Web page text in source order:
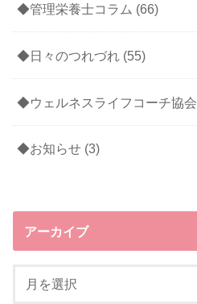
◆管理栄養士コラム (66)
◆日々のつれづれ (55)
◆ウェルネスライフコーチ協会
◆お知らせ (3)
アーカイブ